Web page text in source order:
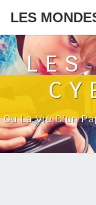
LES
LES
Ou La Vie D'un